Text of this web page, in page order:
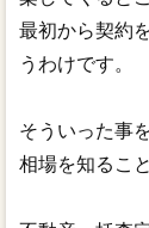
最初から契約
うわけです。
そういった事
相場を知るこ